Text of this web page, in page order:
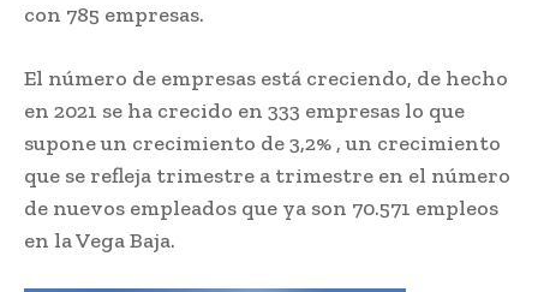
con 785 empresas.
El número de empresas está creciendo, de hecho
en 2021 se ha crecido en 333 empresas lo que
supone un crecimiento de 3,2% , un crecimiento
que se refleja trimestre a trimestre en el número
de nuevos empleados que ya son 70.571 empleos
en la Vega Baja.